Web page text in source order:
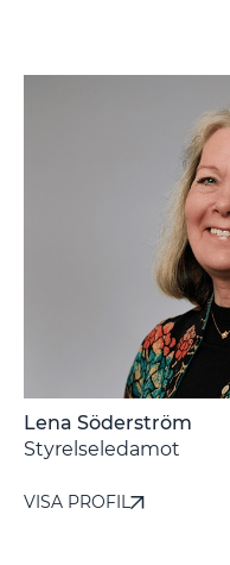
Lena Söderström
-Styrelseledamot
VISA PROFIL